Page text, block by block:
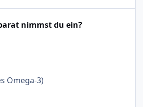
nimmst du ein?
Omega-3): 31%